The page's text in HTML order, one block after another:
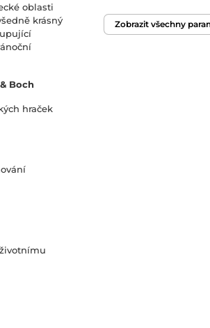
oblasti
krásný
Boch
hraček
Zobrazit všechny